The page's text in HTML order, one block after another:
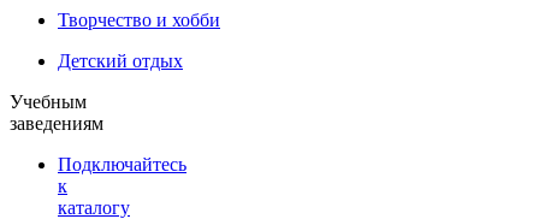
Творчество и хобби
Детский отдых
Учебным
заведениям
Подключайтесь
к
каталогу